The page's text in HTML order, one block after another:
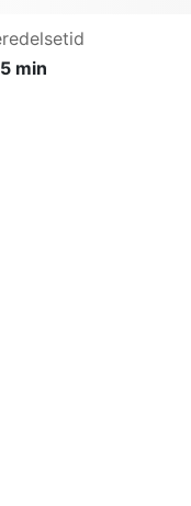
min